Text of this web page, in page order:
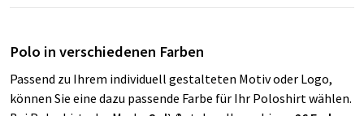
Polo in verschiedenen Farben
Passend zu Ihrem individuell gestalteten Motiv oder Logo,
können Sie eine dazu passende Farbe für Ihr Poloshirt wählen.